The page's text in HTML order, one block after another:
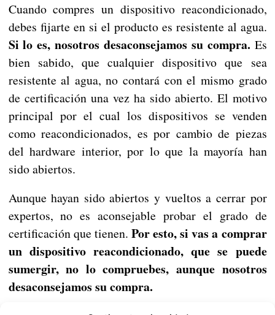
Cuando compres un dispositivo reacondicionado,
debes fijarte en si el producto es resistente al agua.
Si lo es, nosotros desaconsejamos su compra. Es
bien sabido, que cualquier dispositivo que sea
resistente al agua, no contará con el mismo grado
de certificación una vez ha sido abierto. El motivo
principal por el cual los dispositivos se venden
como reacondicionados, es por cambio de piezas
del hardware interior, por lo que la mayoría han
sido abiertos.
Aunque hayan sido abiertos y vueltos a cerrar por
expertos, no es aconsejable probar el grado de
certificación que tienen. Por esto, si vas a comprar
un dispositivo reacondicionado, que se puede
sumergir, no lo compruebes, aunque nosotros
desaconsejamos su compra.